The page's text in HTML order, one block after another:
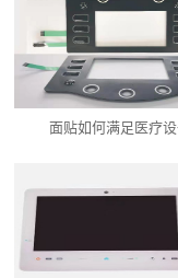
面贴如何满足医疗